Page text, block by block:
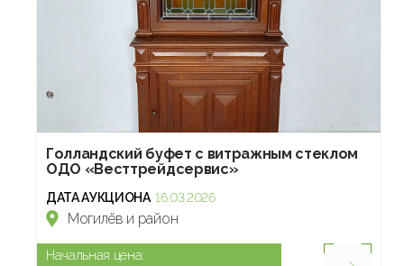
Голландский буфет с витражным стеклом
ОДО «Весттрейдсервис»
ДАТА АУКЦИОНА 16.03.2026
Могилёв и район
Начальная цена: